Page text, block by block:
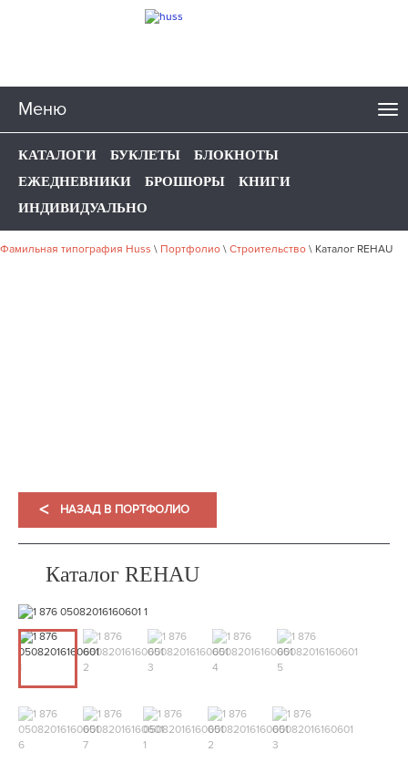
Меню
КАТАЛОГИ БУКЛЕТЫ
БЛОКНОТЫ
ЕЖЕДНЕВНИКИ
БРОШЮРЫ
КНИГИ
ИНДИВИДУАЛЬНО
Фамильная типография Huss \ Портфолио \ Строительство \ Каталог REHAU
< НАЗАД В ПОРТФОЛИО
Каталог REHAU